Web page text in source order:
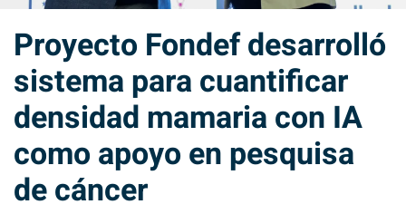
Proyecto Fondef desarrolló
sistema para cuantificar
densidad mamaria con IA
como apoyo en pesquisa
de cáncer